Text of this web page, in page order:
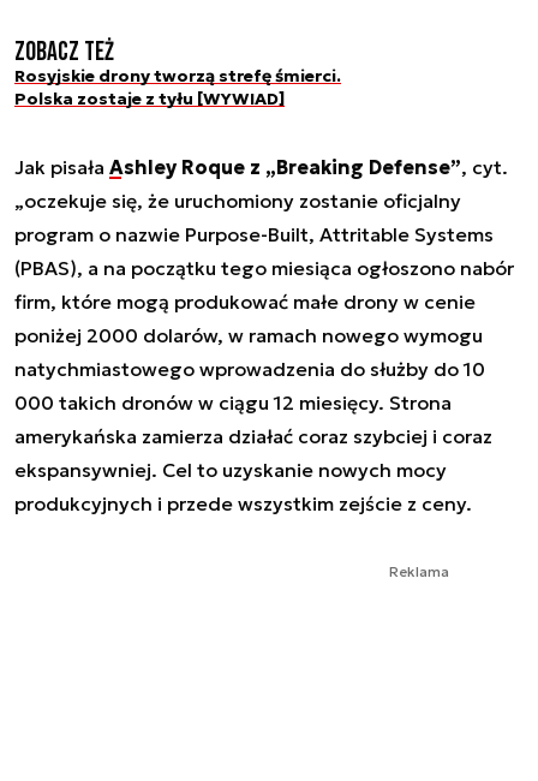
Zobacz też
Rosyjskie drony tworzą strefę śmierci.
Polska zostaje z tyłu [WYWIAD]
Jak pisała Ashley Roque z „Breaking Defense”, cyt.
„oczekuje się, że uruchomiony zostanie oficjalny
program o nazwie Purpose-Built, Attritable Systems
(PBAS), a na początku tego miesiąca ogłoszono nabór
firm, które mogą produkować małe drony w cenie
poniżej 2000 dolarów, w ramach nowego wymogu
natychmiastowego wprowadzenia do służby do 10
000 takich dronów w ciągu 12 miesięcy. Strona
amerykańska zamierza działać coraz szybciej i coraz
ekspansywniej. Cel to uzyskanie nowych mocy
produkcyjnych i przede wszystkim zejście z ceny.
Reklama